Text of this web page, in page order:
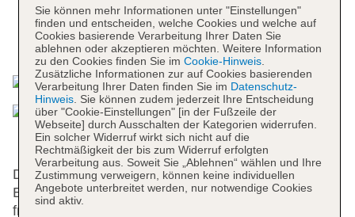
Das bietet Ihre Unterkunft
Das Hotel bietet 159 Zimmer, 20 Suiten und 24
Einzelzimmer und verfügt über 2 Aufzüge. Das
freundliche Personal an der Rezeption ist gerne bei
Sie können mehr Informationen unter "Einstellungen"
finden und entscheiden, welche Cookies und welche auf
Cookies basierende Verarbeitung Ihrer Daten Sie
ablehnen oder akzeptieren möchten. Weitere Information
zu den Cookies finden Sie im Cookie-Hinweis.
Zusätzliche Informationen zur auf Cookies basierenden
Verarbeitung Ihrer Daten finden Sie im Datenschutz-
Hinweis. Sie können zudem jederzeit Ihre Entscheidung
über "Cookie-Einstellungen" [in der Fußzeile der
Webseite] durch Ausschalten der Kategorien widerrufen.
Ein solcher Widerruf wirkt sich nicht auf die
Rechtmäßigkeit der bis zum Widerruf erfolgten
Verarbeitung aus. Soweit Sie „Ablehnen“ wählen und Ihre
Zustimmung verweigern, können keine individuellen
Angebote unterbreitet werden, nur notwendige Cookies
sind aktiv.